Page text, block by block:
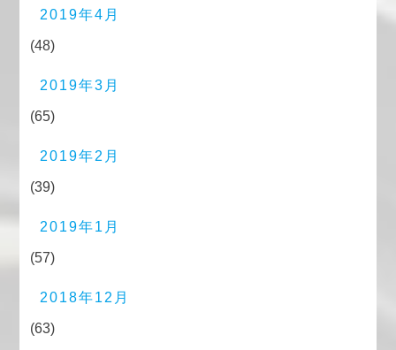
2019年4月
(48)
2019年3月
(65)
2019年2月
(39)
2019年1月
(57)
2018年12月
(63)